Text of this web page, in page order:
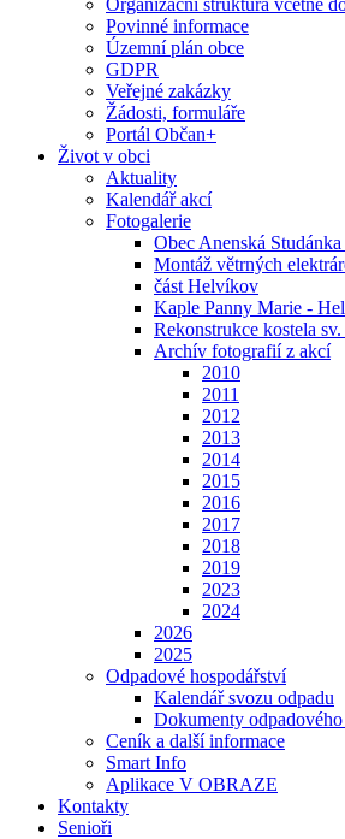
Organizační struktura včetně
Povinné informace
Územní plán obce
GDPR
Veřejné zakázky
Žádosti, formuláře
Portál Občan+
Život v obci
Aktuality
Kalendář akcí
Fotogalerie
Obec Anenská
Montáž větrných
část Helvíkov
Kaple Panny Marie -
Rekonstrukce kostela
Archív fotografií z akcí
2010
2011
2012
2013
2014
2015
2016
2017
2018
2019
2023
2024
2026
2025
Odpadové hospodářství
Kalendář svozu odpadu
Dokumenty
Ceník a další informace
Smart Info
Aplikace V OBRAZE
Kontakty
Senioři